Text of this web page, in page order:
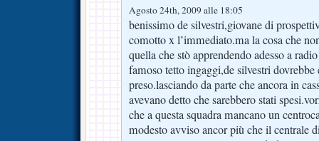
Agosto 24th, 2009 alle 18:05
benissimo de silvestri,giovane di
comotto x l’immediato.ma la cosa che
quella che stò apprendendo adesso a
famoso tetto ingaggi,de silvestri dovrebbe
preso.lasciando da parte che ancora in
avevano detto che sarebbero stati
che a questa squadra mancano un
modesto avviso ancor più che il centrale